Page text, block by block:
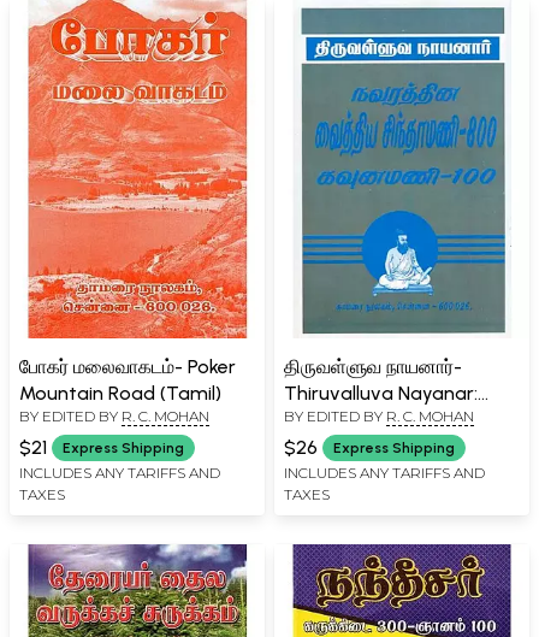
போகர் மலைவாகடம்- Poker
Mountain Road (Tamil)
BY EDITED BY R. C. MOHAN
$21 Express Shipping
INCLUDES ANY TARIFFS AND
TAXES
திருவள்ளுவ நாயனார்-
Thiruvalluva Nayanar:
Navaratna Vaidya
Chintamani-800
Kaunamani-100 (Tamil)
BY EDITED BY R. C. MOHAN
$26 Express Shipping
INCLUDES ANY TARIFFS AND
TAXES